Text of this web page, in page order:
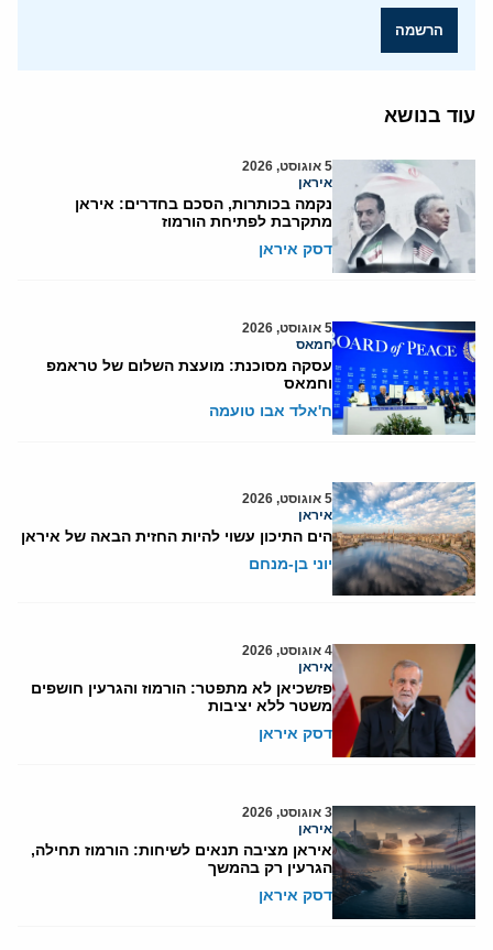
הרשמה
עוד בנושא
5 אוגוסט, 2026
איראן
נקמה בכותרות, הסכם בחדרים: איראן
מתקרבת לפתיחת הורמוז
דסק איראן
5 אוגוסט, 2026
חמאס
עסקה מסוכנת: מועצת השלום של טראמפ
וחמאס
ח'אלד אבו טועמה
5 אוגוסט, 2026
איראן
הים התיכון עשוי להיות החזית הבאה של איראן
יוני בן-מנחם
4 אוגוסט, 2026
איראן
פזשכיאן לא מתפטר: הורמוז והגרעין חושפים
משטר ללא יציבות
דסק איראן
3 אוגוסט, 2026
איראן
איראן מציבה תנאים לשיחות: הורמוז תחילה,
הגרעין רק בהמשך
דסק איראן